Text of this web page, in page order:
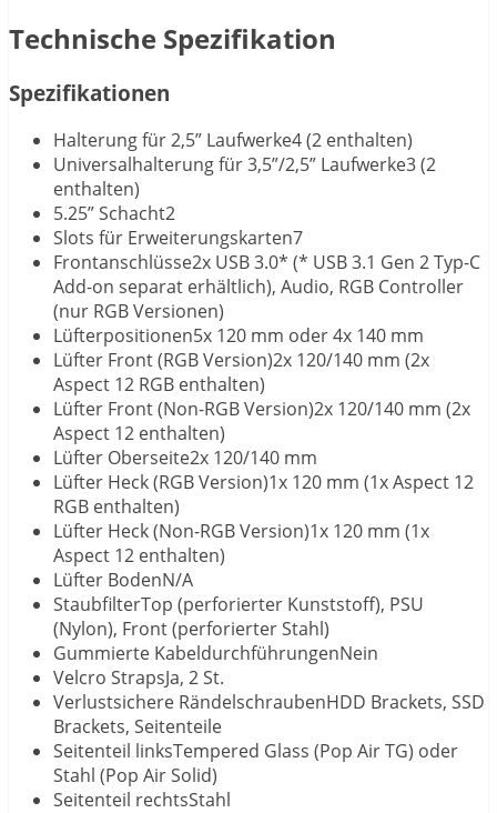
Technische Spezifikation
Spezifikationen
Halterung für 2,5” Laufwerke4 (2 enthalten)
Universalhalterung für 3,5”/2,5” Laufwerke3 (2
enthalten)
5.25” Schacht2
Slots für Erweiterungskarten7
Frontanschlüsse2x USB 3.0* (* USB 3.1 Gen 2 Typ-C
Add-on separat erhältlich), Audio, RGB Controller
(nur RGB Versionen)
Lüfterpositionen5x 120 mm oder 4x 140 mm
Lüfter Front (RGB Version)2x 120/140 mm (2x
Aspect 12 RGB enthalten)
Lüfter Front (Non-RGB Version)2x 120/140 mm (2x
Aspect 12 enthalten)
Lüfter Oberseite2x 120/140 mm
Lüfter Heck (RGB Version)1x 120 mm (1x Aspect 12
RGB enthalten)
Lüfter Heck (Non-RGB Version)1x 120 mm (1x
Aspect 12 enthalten)
Lüfter BodenN/A
StaubfilterTop (perforierter Kunststoff), PSU
(Nylon), Front (perforierter Stahl)
Gummierte KabeldurchführungenNein
Velcro StrapsJa, 2 St.
Verlustsichere RändelschraubenHDD Brackets, SSD
Brackets, Seitenteile
Seitenteil linksTempered Glass (Pop Air TG) oder
Stahl (Pop Air Solid)
Seitenteil rechtsStahl